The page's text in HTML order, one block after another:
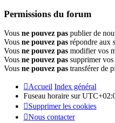
Permissions du forum
Vous ne pouvez pas publier de
Vous ne pouvez pas répondre aux
Vous ne pouvez pas modifier vos
Vous ne pouvez pas supprimer vos
Vous ne pouvez pas transférer de
Accueil Index général
Fuseau horaire sur
Supprimer les cookies
Nous contacter